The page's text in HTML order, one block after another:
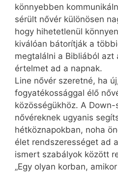
könnyebben
sérült nővér különösen
hogy hihetetlenül
kiválóan bátorítják a
megtalálni a Bibliából azt
értelmet ad a napnak.
Line nővér szeretné, ha
fogyatékossággal élő
közösségükhöz. A
nővéreknek ugyanis
hétköznapokban, noha
élet rendszerességet ad
ismert szabályok között
„Egy olyan korban,